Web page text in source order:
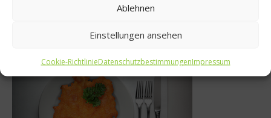
Ablehnen
Einstellungen ansehen
Cookie-RichtlinieDatenschutzbestimmungenImpressum
Was isst Deutschland